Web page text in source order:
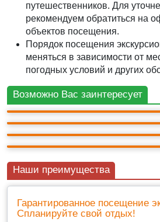
путешественников. Для
рекомендуем обратиться на
объектов посещения.
Порядок посещения
меняться в зависимости от
погодных условий и других
Возможно Вас заинтересует
АВТО-ПЕШЕХОДНАЯ
Жемчужины Южнобережья
+ билеты 200 ₽
2 000 ₽
+ билеты 2 500 ₽
АВТО-ПЕШЕХОДНАЯ
Три дворца
3 000 ₽
АВТО-ПЕШЕХОДНАЯ
Дворцы и парки
Наши преимущества
Гарантированное посещение
Спланируйте свой отдых!